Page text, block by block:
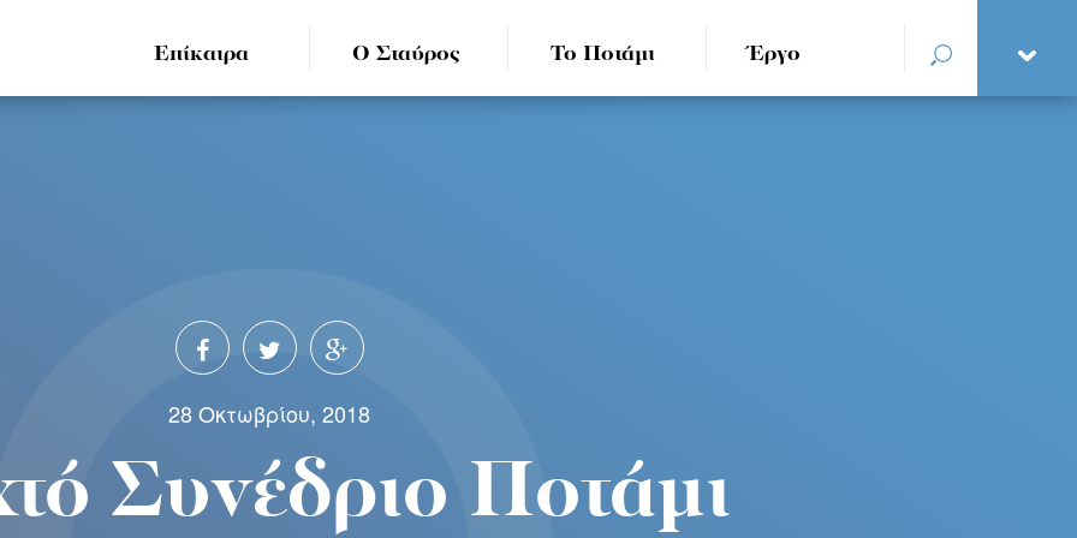
Επίκαιρα Ο Σταύρος Το Ποτάμι Έργο
28 Οκτωβρίου, 2018
Συνέδριο Ποτάμι